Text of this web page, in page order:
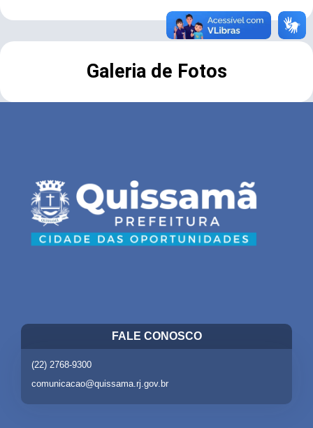
Galeria de Fotos
FALE CONOSCO
(22) 2768-9300
comunicacao@quissama.rj.gov.br